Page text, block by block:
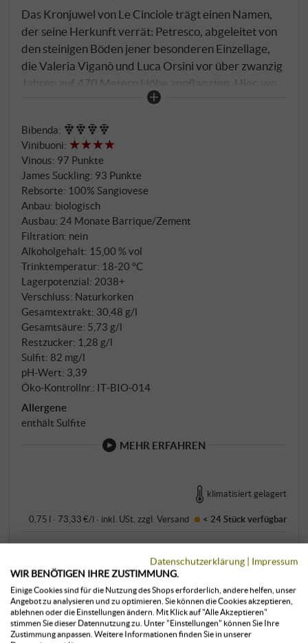
Das Kronjuwel von Le Cinciole trägt einen Namen,
der seine Herkunft verrät: Petresco, abgeleitet von
den steinigen Böden jener besonderen Einzellage,
die Valeria Viganò und Luca Orsini vor über zwanzig
Jahren auf 470 Metern Höhe anpflanzten. Hier, wo
die Sangiovese-Reben in optimaler Position über
einer der außergewöhnlichsten Supertuscans der
Region. Der 2019er verkörpert die kompromisslose
Philosophie des Hauses: Nur die allerbesten
Trauben, handverlesen und sorgfältig selektiert,
finden ihren Weg in dieses Meisterwerk. Die
spontane Gärung in Zementtanks bei maximal 28
Grad bewahrt die ursprüngliche Kraft des
Sangiovese, bevor der Wein seine malolaktische
Gärung in französischen Eichenbarriques vollzieht.
24 Monate ruht der Petresco in einer durchdachten
Kombination aus großen Fässern und Barriques –
eine ausgewogene Melange, die dem Wein Tiefe
verleiht, ohne seine ursprüngliche Eleganz zu
überdecken. Ein weiteres Jahr in Zementbehältern
und mindestens zwölf Monate Flaschenreife
vollenden die Entwicklung dieses
außergewöhnlichen Sangiovese.
Bibenda:
Vinibuoni:
Vinous: 97 Punkte
James Suckling: 93 Punkte
Rebsorte: 100% Sangiovese
Anbau: biologisch
Ausbau: 24 Monate Barrique/Zement
Filtration: nein
Alkoholgehalt: 15,00 % vol
Trinktemperatur: 18‑20 °C
Lagerpotenzial: 2038+
Verschluss: Naturkorken
Gesamtextrakt: 30,48 g/l
Gesamtsäure: 5,73 g/l
Restzucker: 1,28 g/l
Sulfit: 82 mg/l
pH-Wert: 3,39
Öko-Kontrollnr.: IT‑BIO‑014
Allergene
enthält Sulfite
MEHR ERFAHREN
klimatisiert gelagert
0,75 l · 73,33 €/l · inkl. USt , zzgl.Versand < 24 Stückverfügbar
55,00 €
+
–
KAUFEN
Datenschutzerklärung | Impressum
WIR BENÖTIGEN IHRE ZUSTIMMUNG.
Einige Cookies sind für die Nutzung des Shops erforderlich, andere helfen, unser
Angebot zu analysieren und zu optimieren. Sie können die Cookies akzeptieren,
ablehnen oder die Einstellungen ändern. Mit Klick auf "Alle Akzeptieren"
stimmen Sie dieser Datennutzung zu. Unter "Einstellungen" können Sie Ihre
Zustimmung anpassen. Weitere Informationen finden Sie in unserer